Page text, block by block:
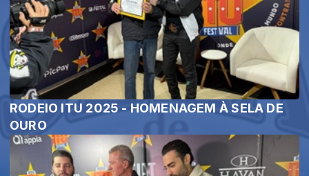
RODEIO ITU 2025 - HOMENAGEM À SELA DE
OURO